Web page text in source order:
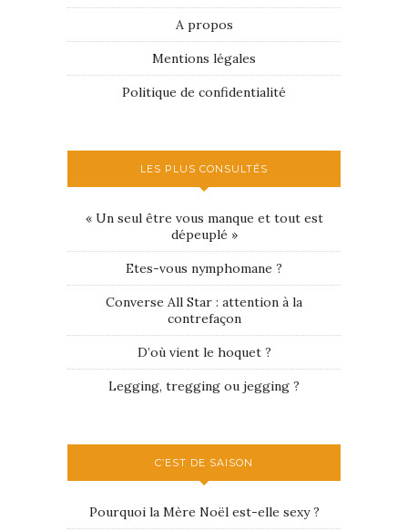
A propos
Mentions légales
Politique de confidentialité
LES PLUS CONSULTÉS
« Un seul être vous manque et tout est
dépeuplé »
Etes-vous nymphomane ?
Converse All Star : attention à la
contrefaçon
D’où vient le hoquet ?
Legging, tregging ou jegging ?
C’EST DE SAISON
Pourquoi la Mère Noël est-elle sexy ?